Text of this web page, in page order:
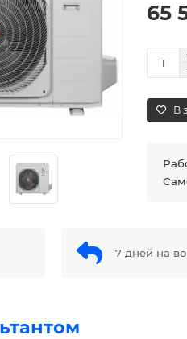
65
В
7 дней на